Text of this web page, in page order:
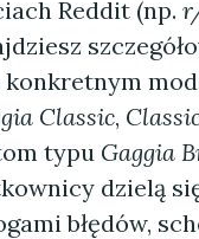
Reddit (np.
konkretnym
Classic,
typu Gaggia
dzielą
błędów,